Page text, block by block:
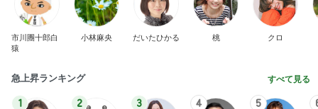
市川團十郎白
猿
小林麻央 だいたひかる 桃 クロ
急上昇ランキング すべて見る
1 2 3 4 5